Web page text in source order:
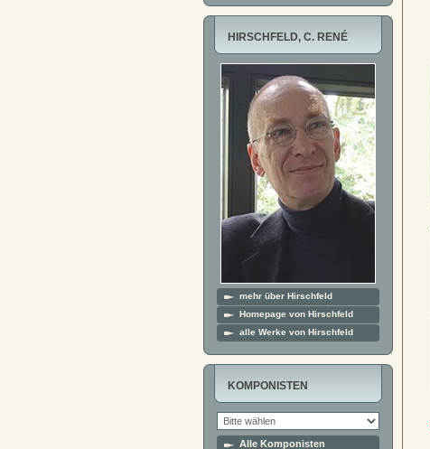
HIRSCHFELD, C. RENÉ
mehr über Hirschfeld
Homepage von Hirschfeld
alle Werke von Hirschfeld
KOMPONISTEN
Alle Komponisten